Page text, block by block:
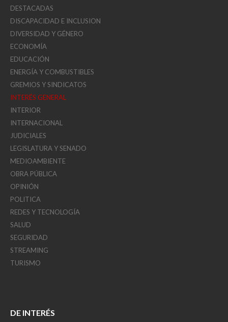
DESTACADAS
DISCAPACIDAD E INCLUSION
DIVERSIDAD Y GÉNERO
ECONOMÍA
EDUCACIÓN
ENERGÍA Y COMBUSTIBLES
GREMIOS Y SINDICATOS
INTERÉS GENERAL
INTERIOR
INTERNACIONAL
JUDICIALES
LEGISLATURA Y SENADO
MEDIOAMBIENTE
OBRA PÚBLICA
OPINIÓN
POLITICA
REDES Y TECNOLOGÍA
SALUD
SEGURIDAD
STREAMING
TURISMO
DE INTERÉS